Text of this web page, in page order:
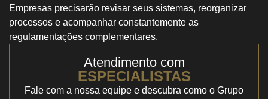
Empresas precisarão revisar seus sistemas, reorganizar
processos e acompanhar constantemente as
regulamentações complementares.
Atendimento com
ESPECIALISTAS
Fale com a nossa equipe e descubra como o Grupo